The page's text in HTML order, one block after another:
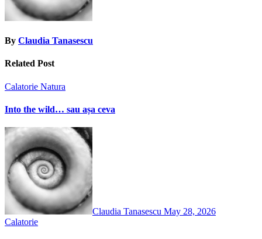
By Claudia Tanasescu
Related Post
Calatorie Natura
Into the wild… sau așa ceva
Claudia Tanasescu May 28, 2026
Calatorie